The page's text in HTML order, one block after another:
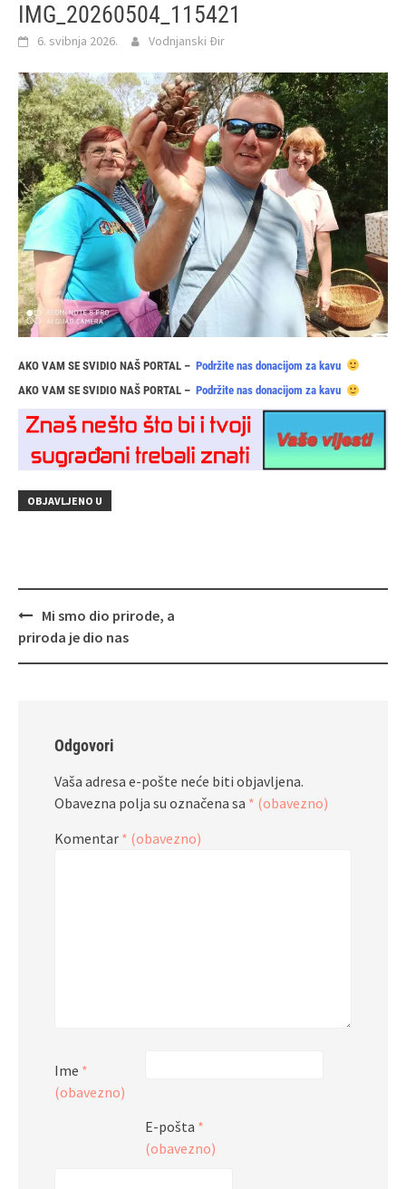
IMG_20260504_115421
6. svibnja 2026. Vodnjanski Đir
AKO VAM SE SVIDIO NAŠ PORTAL – Podržite nas donacijom za kavu
AKO VAM SE SVIDIO NAŠ PORTAL – Podržite nas donacijom za kavu
OBJAVLJENO U
Navigacija
objava
Mi smo dio prirode, a
priroda je dio nas
Odgovori
Vaša adresa e-pošte neće biti objavljena.
Obavezna polja su označena sa * (obavezno)
Komentar * (obavezno)
Ime *
(obavezno)
E-pošta *
(obavezno)